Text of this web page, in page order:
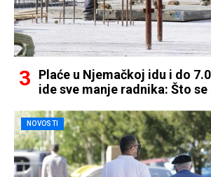
Plaće u Njemačkoj idu i do
ide sve manje radnika: Što
NOVOSTI